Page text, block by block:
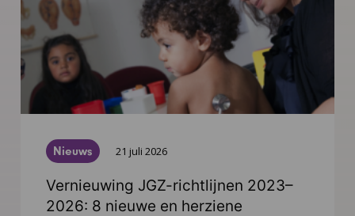
Nieuws 21 juli 2026
Vernieuwing JGZ-richtlijnen 2023–
2026: 8 nieuwe en herziene